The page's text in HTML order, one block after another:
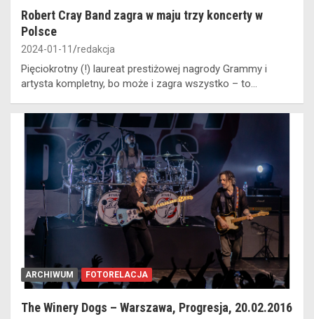
Robert Cray Band zagra w maju trzy koncerty w
Polsce
2024-01-11 redakcja
Pięciokrotny (!) laureat prestiżowej nagrody Grammy i
artysta kompletny, bo może i zagra wszystko – to…
ARCHIWUM FOTORELACJA
The Winery Dogs – Warszawa, Progresja, 20.02.2016